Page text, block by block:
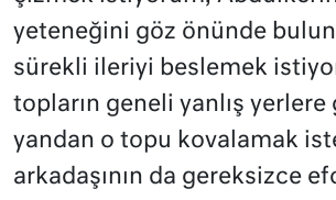
yeteneğini göz önünde
sürekli ileriyi beslemek istiyor
topların geneli yanlış yerlere
yandan o topu kovalamak
arkadaşının da gereksizce